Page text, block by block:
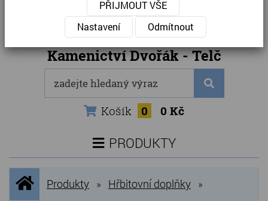
Naše kamenictví
Internetový obchod
Kamenictví Dvořák - Telč
Košík 0 0 Kč
PRODUKTY
NOVINKY
NEJPRODÁVANĚJŠÍ
Úvodní
stránka
Produkty » Hřbitovní doplňky »
PŘIJMOUT VŠE
Nastavení
Odmítnout